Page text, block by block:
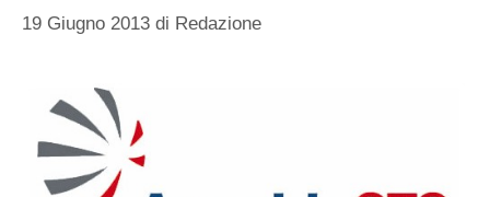
19 Giugno 2013 di Redazione